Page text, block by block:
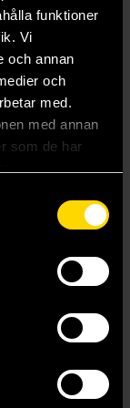
funktioner
Vi
och annan
och
med.
med annan
som de har